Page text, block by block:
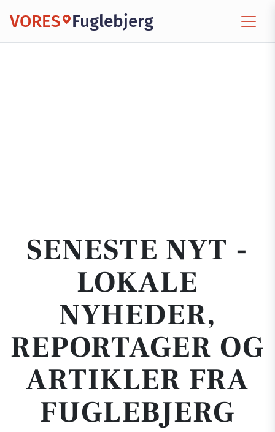
VORES Fuglebjerg
SENESTE NYT -
LOKALE
NYHEDER,
REPORTAGER OG
ARTIKLER FRA
FUGLEBJERG